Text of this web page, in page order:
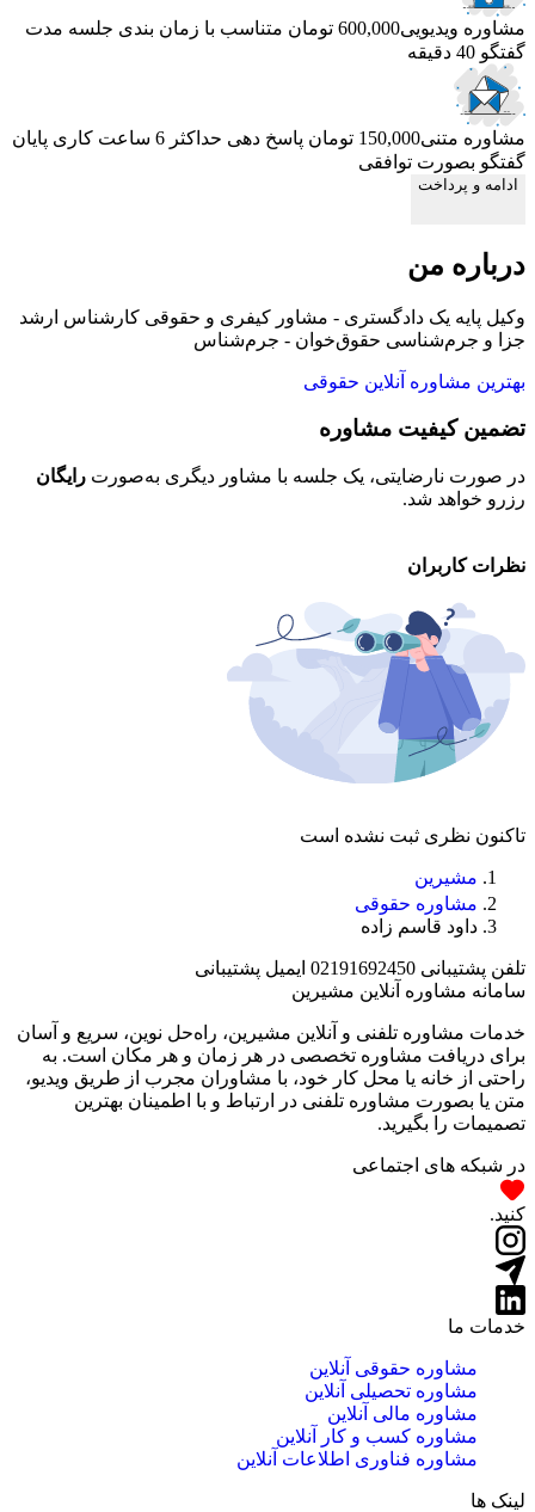
مشاوره ویدیویی600,000 تومان متناسب با زمان بندی جلسه مدت
گفتگو 40 دقیقه
مشاوره متنی150,000 تومان پاسخ دهی حداکثر 6 ساعت کاری
پایان
گفتگو بصورت توافقی
ادامه و پرداخت
درباره من
وکیل پایه یک دادگستری - مشاور کیفری و حقوقی کارشناس ارشد
جزا و جرم‌شناسی حقوق‌خوان - جرم‌شناس
بهترین مشاوره آنلاین حقوقی
تضمین کیفیت مشاوره
در صورت نارضایتی، یک جلسه با مشاور دیگری به‌صورت رایگان
رزرو خواهد شد.
نظرات کاربران
تاکنون نظری ثبت نشده است
مشیرین
مشاوره حقوقی
داود قاسم زاده
تلفن پشتیبانی 02191692450 ایمیل پشتیبانی
سامانه مشاوره آنلاین مشیرین
خدمات مشاوره تلفنی و آنلاین مشیرین، راه‌‌حل نوین، سریع و آسان
برای دریافت مشاوره تخصصی در هر زمان و هر مکان است. به
راحتی از خانه یا محل کار خود، با مشاوران مجرب از طریق ویدیو،
متن یا بصورت مشاوره تلفنی در ارتباط و با اطمینان بهترین
تصمیمات را بگیرید.
در شبکه های اجتماعی
کنید.
خدمات ما
مشاوره حقوقی آنلاین
مشاوره تحصیلی آنلاین
مشاوره مالی آنلاین
مشاوره کسب و کار آنلاین
مشاوره فناوری اطلاعات آنلاین
لینک ها